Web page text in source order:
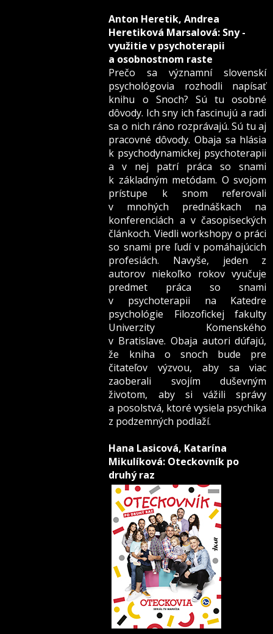
Anton Heretik, Andrea
Heretiková Marsalová: Sny -
využitie v psychoterapii
a osobnostnom raste
Prečo sa významní slovenskí
psychológovia rozhodli napísať
knihu o Snoch? Sú tu osobné
dôvody. Ich sny ich fascinujú a radi
sa o nich ráno rozprávajú. Sú tu aj
pracovné dôvody. Obaja sa hlásia
k psychodynamickej psychoterapii
a v nej patrí práca so snami
k základným metódam. O svojom
prístupe k snom referovali
v mnohých prednáškach na
konferenciách a v časopiseckých
článkoch. Viedli workshopy o práci
so snami pre ľudí v pomáhajúcich
profesiách. Navyše, jeden z
autorov niekoľko rokov vyučuje
predmet práca so snami
v psychoterapii na Katedre
psychológie Filozofickej fakulty
Univerzity Komenského
v Bratislave. Obaja autori dúfajú,
že kniha o snoch bude pre
čitateľov výzvou, aby sa viac
zaoberali svojím duševným
životom, aby si vážili správy
a posolstvá, ktoré vysiela psychika
z podzemných podlaží.
Hana Lasicová, Katarína
Mikulíková: Oteckovník po
druhý raz